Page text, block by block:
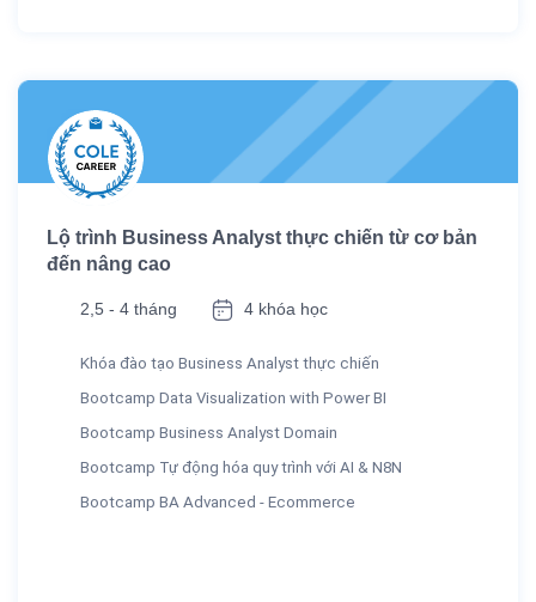
Lộ trình Business Analyst thực chiến từ cơ bản
đến nâng cao
2,5 - 4 tháng 4 khóa học
Khóa đào tạo Business Analyst thực chiến
Bootcamp Data Visualization with Power BI
Bootcamp Business Analyst Domain
Bootcamp Tự động hóa quy trình với AI & N8N
Bootcamp BA Advanced - Ecommerce